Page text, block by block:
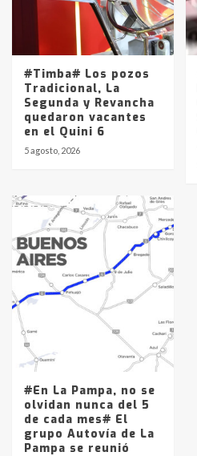
#Timba# Los pozos
Tradicional, La
Segunda y Revancha
quedaron vacantes
en el Quini 6
5 agosto, 2026
#En La Pampa, no se
olvidan nunca del 5
de cada mes# El
grupo Autovía de La
Pampa se reunió